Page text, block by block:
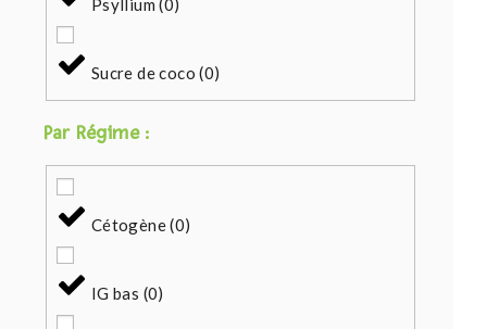
Psyllium (0)
Sucre de coco (0)
Par Régime :
Cétogène(0)
IG bas (0)